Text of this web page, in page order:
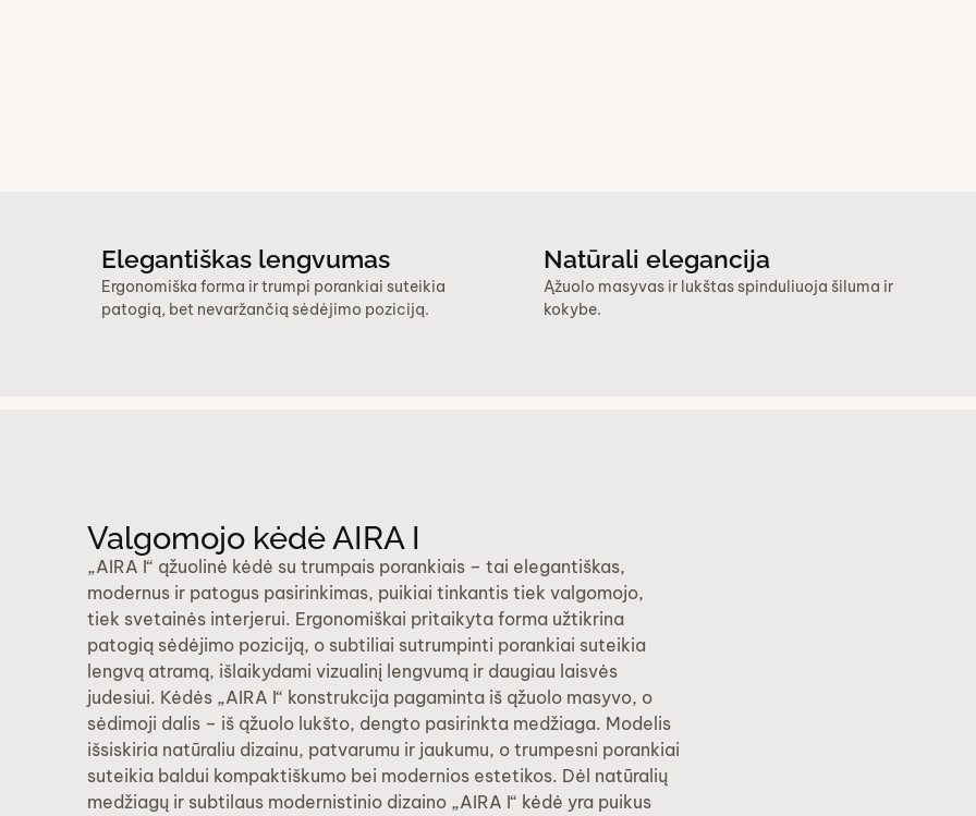
Elegantiškas lengvumas
Ergonomiška forma ir trumpi porankiai suteikia
patogią, bet nevaržančią sėdėjimo poziciją.
Natūrali elegancija
Ąžuolo masyvas ir lukštas spinduliuoja šiluma ir
kokybe.
Valgomojo kėdė AIRA I
„AIRA I“ ąžuolinė kėdė su trumpais porankiais – tai elegantiškas,
modernus ir patogus pasirinkimas, puikiai tinkantis tiek valgomojo,
tiek svetainės interjerui. Ergonomiškai pritaikyta forma užtikrina
patogią sėdėjimo poziciją, o subtiliai sutrumpinti porankiai suteikia
lengvą atramą, išlaikydami vizualinį lengvumą ir daugiau laisvės
judesiui. Kėdės „AIRA I“ konstrukcija pagaminta iš ąžuolo masyvo, o
sėdimoji dalis – iš ąžuolo lukšto, dengto pasirinkta medžiaga. Modelis
išsiskiria natūraliu dizainu, patvarumu ir jaukumu, o trumpesni porankiai
suteikia baldui kompaktiškumo bei modernios estetikos. Dėl natūralių
medžiagų ir subtilaus modernistinio dizaino „AIRA I“ kėdė yra puikus